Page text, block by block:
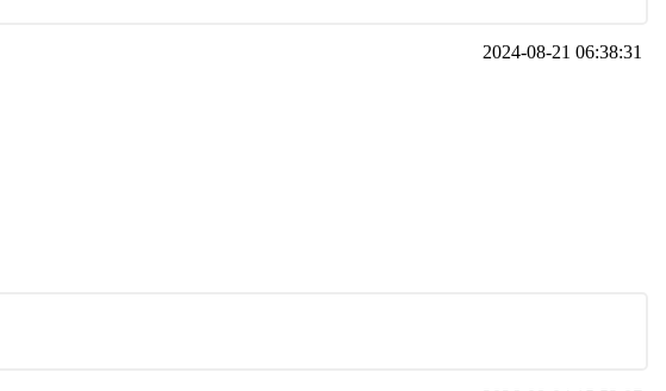
2024-08-21 06:38:31